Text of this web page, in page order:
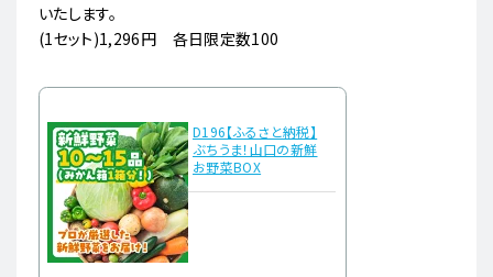
いたします。
(1セット)1,296円 各日限定数100
D196【ふるさと納税】
ぶちうま！山口の新鮮
お野菜BOX